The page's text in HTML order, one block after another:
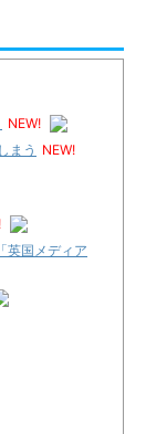
NEW!
まう NEW!
英国メディア